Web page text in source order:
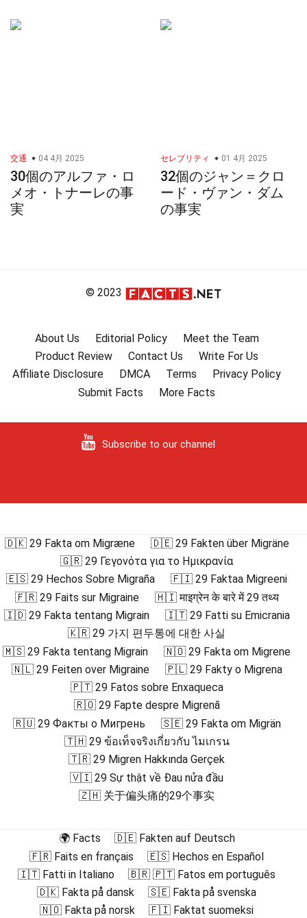
交通 04 4月 2025
30個のアルファ・ロ
メオ・トナーレの事
実
セレブリティ 01 4月 2025
32個のジャン＝クロ
ード・ヴァン・ダム
の事実
© 2023
About Us Editorial Policy
Meet the Team
Product Review
Contact Us
Write For Us
Affiliate Disclosure
DMCA Terms
Privacy Policy
Submit Facts
More Facts
Subscribe to our channel
🇩🇰 29 Fakta om Migræne
🇩🇪 29 Fakten über Migräne
🇬🇷 29 Γεγονότα για το Ημικρανία
🇪🇸 29 Hechos Sobre Migraña
🇫🇮 29 Faktaa Migreeni
🇫🇷 29 Faits sur Migraine
🇭🇮 माइग्रेन के बारे में 29 तथ्य
🇮🇩 29 Fakta tentang Migrain
🇮🇹 29 Fatti su Emicrania
🇰🇷 29 가지 편두통에 대한 사실
🇲🇸 29 Fakta tentang Migrain
🇳🇴 29 Fakta om Migrene
🇳🇱 29 Feiten over Migraine
🇵🇱 29 Fakty o Migrena
🇵🇹 29 Fatos sobre Enxaqueca
🇷🇴 29 Fapte despre Migrenă
🇷🇺 29 Факты о Мигрень
🇸🇪 29 Fakta om Migrän
🇹🇭 29 ข้อเท็จจริงเกี่ยวกับ ไมเกรน
🇹🇷 29 Migren Hakkında Gerçek
🇻🇮 29 Sự thật về Đau nửa đầu
🇿🇭 关于偏头痛的29个事实
🌍 Facts
🇩🇪 Fakten auf Deutsch
🇫🇷 Faits en français
🇪🇸 Hechos en Español
🇮🇹 Fatti in Italiano
🇧🇷 🇵🇹 Fatos em português
🇩🇰 Fakta på dansk
🇸🇪 Fakta på svenska
🇳🇴 Fakta på norsk
🇫🇮 Faktat suomeksi